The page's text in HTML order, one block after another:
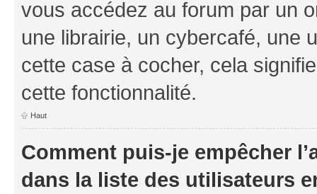
vous accédez au forum par un
une librairie, un cybercafé, une
cette case à cocher, cela
cette fonctionnalité.
Haut
Comment puis-je empêcher
dans la liste des utilisateurs